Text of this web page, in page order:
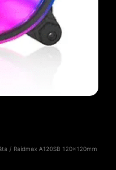
/ Raidmax A120SB 120x120mm